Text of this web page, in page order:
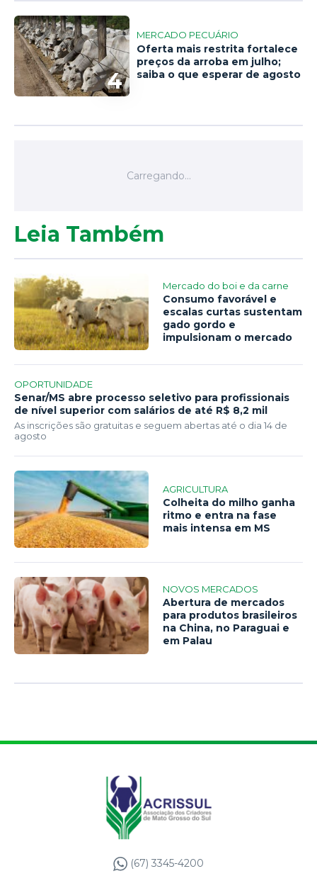
4
MERCADO PECUÁRIO
Oferta mais restrita fortalece
preços da arroba em julho;
saiba o que esperar de agosto
Leia Também
Mercado do boi e da carne
Consumo favorável e
escalas curtas sustentam
gado gordo e
impulsionam o mercado
OPORTUNIDADE
Senar/MS abre processo seletivo para profissionais
de nível superior com salários de até R$ 8,2 mil
As inscrições são gratuitas e seguem abertas até o dia 14 de
agosto
AGRICULTURA
Colheita do milho ganha
ritmo e entra na fase
mais intensa em MS
NOVOS MERCADOS
Abertura de mercados
para produtos brasileiros
na China, no Paraguai e
em Palau
(67) 3345-4200